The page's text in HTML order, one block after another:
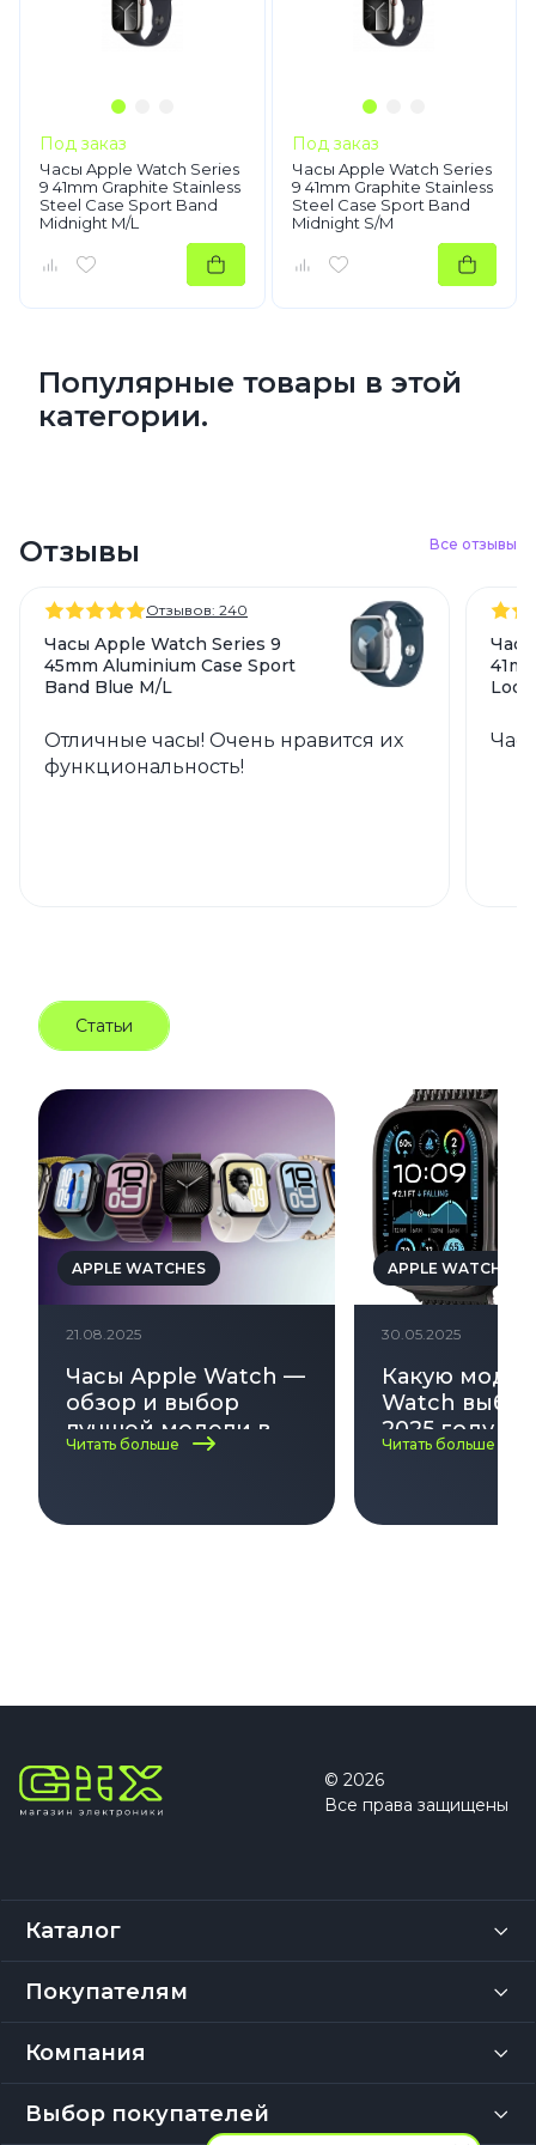
Под заказ
Часы Apple Watch Series
9 41mm Graphite Stainless
Steel Case Sport Band
Midnight M/L
Под заказ
Часы Apple Watch Series
9 41mm Graphite Stainless
Steel Case Sport Band
Midnight S/M
Популярные товары в этой
категории.
Отзывы Все отзывы
Отзывов: 240
Часы Apple Watch Series 9
45mm Aluminium Case Sport
Band Blue M/L
Отличные часы! Очень нравится их
функциональность!
Статьи
APPLE WATCHES
21.08.2025
Часы Apple Watch —
обзор и выбор
лучшей модели в
2025
Читать больше
APPLE WATCHES
30.05.2025
Какую
Watch
2025 году —
актуальных
Читать больше
© 2026
Все права защищены
Каталог
Покупателям
Компания
Выбор покупателей